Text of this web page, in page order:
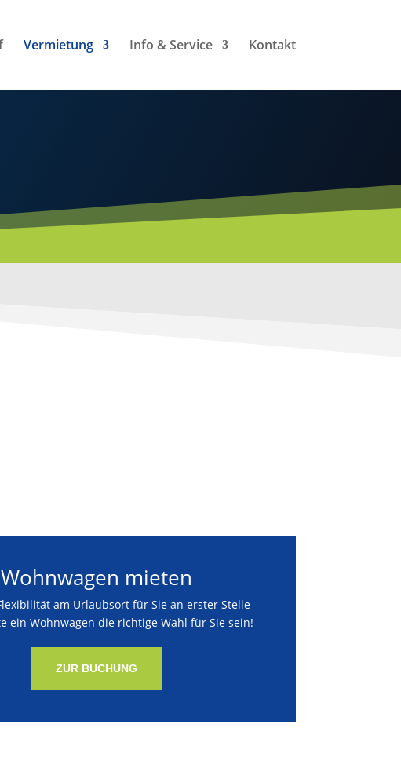
Vermietung Info & Service Kontakt
Wohnwagen mieten
am Urlaubsort für Sie an erster Stelle
ein Wohnwagen die richtige Wahl für Sie sein!
ZUR BUCHUNG